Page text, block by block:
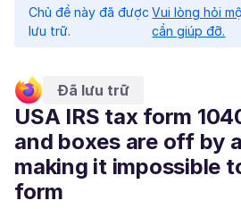
Chủ đề này đã được
lưu trữ.
Vui lòng hỏi
cần giúp đỡ.
Đã lưu trữ
USA IRS tax form
and boxes are off by
making it impossible
form